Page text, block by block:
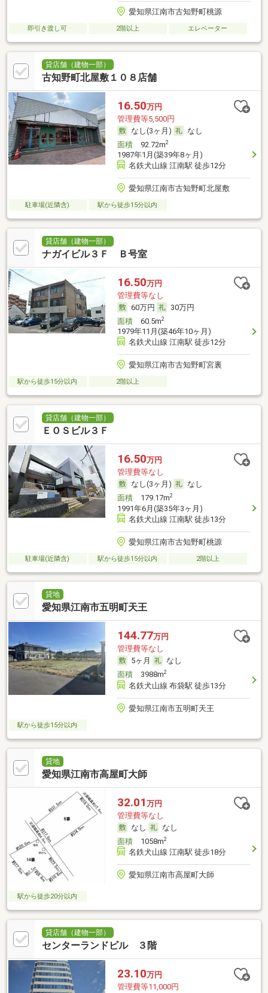
愛知県江南市古知野町桃源
即引き渡し可 2階以上 エレベーター
貸店舗（建物一部）
古知野町北屋敷１０８店舗
16.50万円
管理費等5,500円
なし(3ヶ月)
なし
面積92.72m2
1987年1月(築39年8ヶ月)
名鉄犬山線 江南駅 徒歩12分
愛知県江南市古知野町北屋敷
駐車場(近隣含) 駅から徒歩15分以内
貸店舗（建物一部）
ナガイビル３Ｆ Ｂ号室
16.50万円
管理費等なし
60万円
30万円
面積60.5m2
1979年11月(築46年10ヶ月)
名鉄犬山線 江南駅 徒歩12分
愛知県江南市古知野町宮裏
駅から徒歩15分以内 2階以上
貸店舗（建物一部）
ＥＯＳビル３Ｆ
16.50万円
管理費等なし
なし(3ヶ月)
なし
面積179.17m2
1991年6月(築35年3ヶ月)
名鉄犬山線 江南駅 徒歩13分
愛知県江南市古知野町桃源
駐車場(近隣含) 駅から徒歩15分以内 2階以上
貸地
愛知県江南市五明町天王
144.77万円
管理費等なし
5ヶ月
なし
面積3988m2
名鉄犬山線 布袋駅 徒歩13分
愛知県江南市五明町天王
駅から徒歩15分以内
貸地
愛知県江南市高屋町大師
32.01 万円
管理費等なし
なし
なし
面積1058m2
名鉄犬山線 江南駅 徒歩18分
愛知県江南市高屋町大師
駅から徒歩20分以内
貸店舗（建物一部）
センターランドビル ３階
23.10万円
管理費等11,000円